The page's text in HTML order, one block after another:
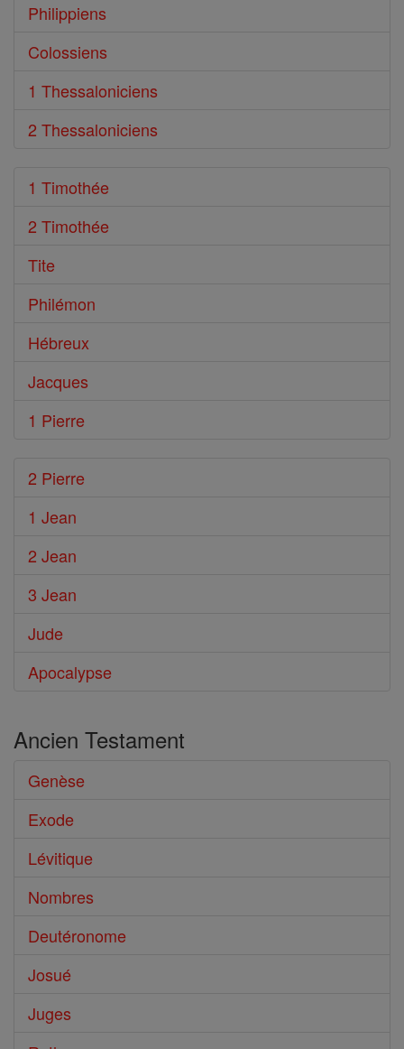
Philippiens
Colossiens
1 Thessaloniciens
2 Thessaloniciens
1 Timothée
2 Timothée
Tite
Philémon
Hébreux
Jacques
1 Pierre
2 Pierre
1 Jean
2 Jean
3 Jean
Jude
Apocalypse
Ancien Testament
Genèse
Exode
Lévitique
Nombres
Deutéronome
Josué
Juges